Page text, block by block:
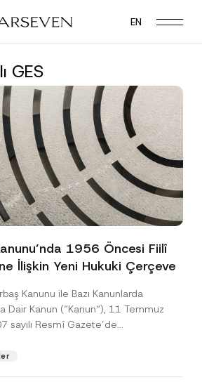
EN
GES
1956 Öncesi Fiilî
İlişkin Yeni Hukuki Çerçeve
Kanunu ile Bazı Kanunlarda
Dair Kanun (“Kanun“), 11 Temmuz
Resmî Gazete’de